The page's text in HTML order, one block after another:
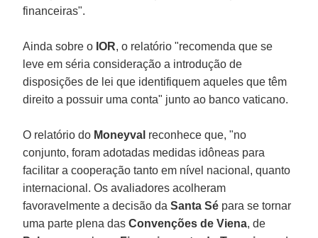
financeiras".
Ainda sobre o IOR, o relatório "recomenda que se
leve em séria consideração a introdução de
disposições de lei que identifiquem aqueles que têm
direito a possuir uma conta" junto ao banco vaticano.
O relatório do Moneyval reconhece que, "no
conjunto, foram adotadas medidas idôneas para
facilitar a cooperação tanto em nível nacional, quanto
internacional. Os avaliadores acolheram
favoravelmente a decisão daSanta Sé para se tornar
uma parte plena dasConvenções de Viena, de